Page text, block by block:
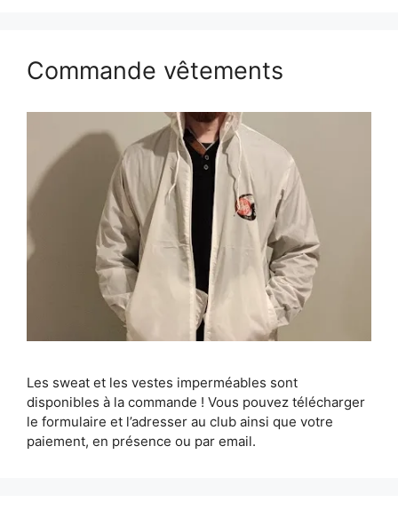
Commande vêtements
Les sweat et les vestes imperméables sont
disponibles à la commande ! Vous pouvez télécharger
le formulaire et l’adresser au club ainsi que votre
paiement, en présence ou par email.